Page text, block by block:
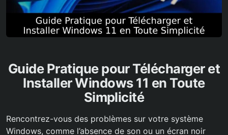
Guide Pratique pour Télécharger et
Installer Windows 11 en Toute
Simplicité
Rencontrez-vous des problèmes sur votre système
Windows, comme l’absence de son ou un écran noir